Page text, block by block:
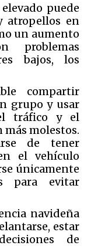
puede
atropellos en
un aumento
problemas
bajos, los
compartir
grupo y usar
tráfico y el
molestos.
de tener
el vehículo
únicamente
para evitar
navideña
estar
de